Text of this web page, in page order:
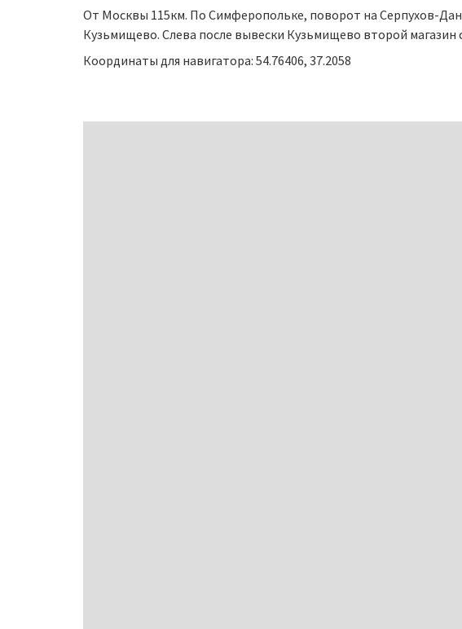
От Москвы 115км. По Симферопольке, поворот на Серпухов-
Кузьмищево. Слева после вывески Кузьмищево второй магазин
Координаты для навигатора: 54.76406, 37.2058